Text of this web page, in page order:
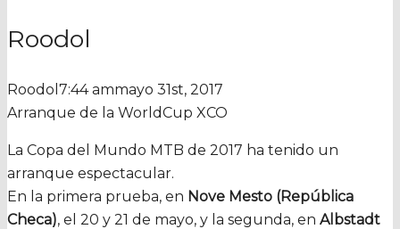
Roodol
Roodol 7:44 ammayo 31st, 2017
Arranque de la WorldCup XCO
La Copa del Mundo MTB de 2017 ha tenido un
arranque espectacular.
En la primera prueba, en Nove Mesto (República
Checa), el 20 y 21 de mayo, y la segunda, en Albstadt